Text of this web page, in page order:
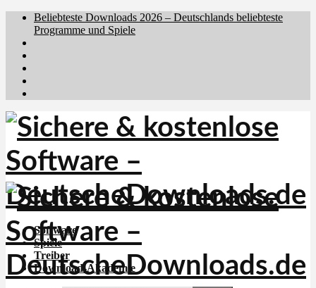
Beliebteste Downloads 2026 – Deutschlands beliebteste
Programme und Spiele
Software
Spiele
Treiber
Download-Akademie